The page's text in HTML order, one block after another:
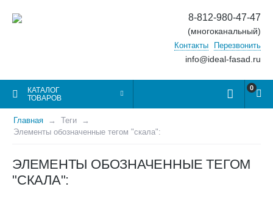
8-812-980-47-47
(многоканальный)
Контакты Перезвонить
info@ideal-fasad.ru
КАТАЛОГ
ТОВАРОВ
0
Главная
Теги
Элементы обозначенные тегом "скала":
ЭЛЕМЕНТЫ ОБОЗНАЧЕННЫЕ ТЕГОМ
"СКАЛА":